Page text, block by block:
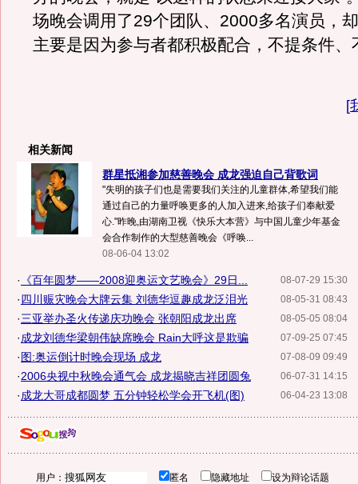
场晚会调用了29个团队、2000多名演员，
主要是因为参与者都积极配合，不提条件、
[
相关新闻
群星抵湘参加慈善晚会 成龙强迫自己背歌词
"失明的孩子们也是需要我们关注的儿童群体,希望我们能
通过自己的力量呼唤更多的人加入进来,给孩子们奉献爱
心."昨晚,由湖南卫视《快乐大本营》与中国儿童少年基金
会合作制作的大型慈善晚会《呼唤...
08-06-04 13:02
08-07-29 15:30
· 《百年圆梦——2008迎奥运文艺晚会》29日...
08-05-31 08:43
·四川赈灾晚会大牌云集 刘德华逗趣成龙泛泪光
08-05-05 08:04
·三亚举办圣火传递庆功晚会 张朝阳成龙出席
07-09-25 07:45
·成龙刘德华梁朝伟缺席晚会 Rain大呼这是欺骗
07-08-09 09:49
·图:奥运倒计时晚会现场 成龙
06-07-31 14:15
·2006央视中秋晚会通气会 成龙揭晓吉祥团圆兔
06-04-23 13:08
·成龙大哥成都圆梦 五分钟轻松学会开飞机(图)
用户： 匿名 隐藏地址 设为辩论话题